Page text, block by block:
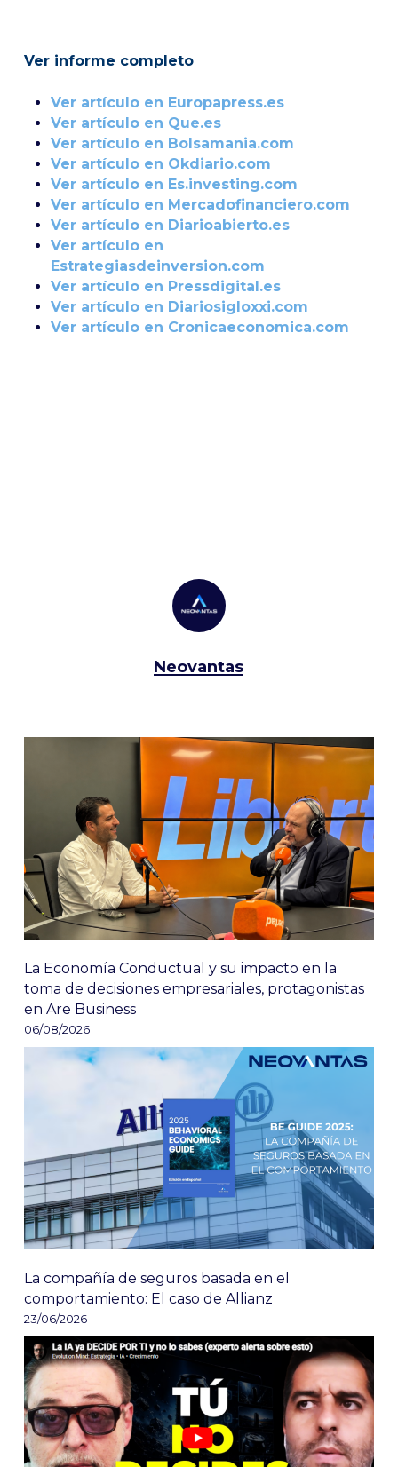
Ver informe completo
Ver artículo en Europapress.es
Ver artículo en Que.es
Ver artículo en Bolsamania.com
Ver artículo en Okdiario.com
Ver artículo en Es.investing.com
Ver artículo en Mercadofinanciero.com
Ver artículo en Diarioabierto.es
Ver artículo en
Estrategiasdeinversion.com
Ver artículo en Pressdigital.es
Ver artículo en Diariosigloxxi.com
Ver artículo en Cronicaeconomica.com
Neovantas
La Economía Conductual y su impacto en la
toma de decisiones empresariales, protagonistas
en Are Business
06/08/2026
La compañía de seguros basada en el
comportamiento: El caso de Allianz
23/06/2026